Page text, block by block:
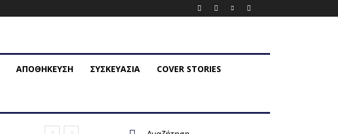
ΑΠΟΘΗΚΕΥΣΗ ΣΥΣΚΕΥΑΣΙΑ COVER STORIES